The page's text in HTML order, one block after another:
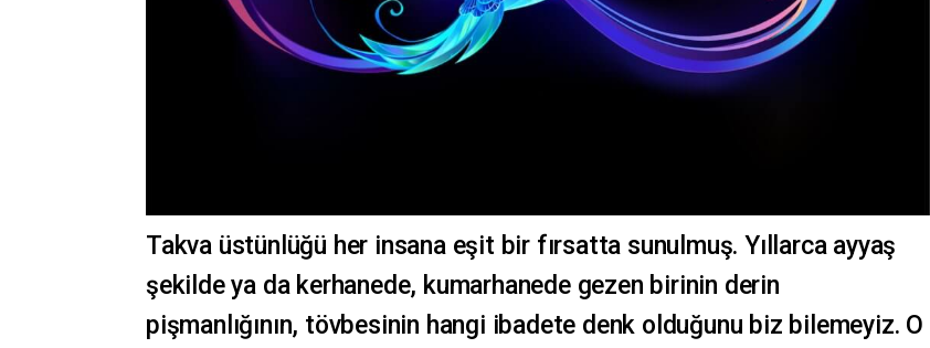
Takva üstünlüğü her insana eşit bir fırsatta sunulmuş. Yıllarca ayyaş
şekilde ya da kerhanede, kumarhanede gezen birinin derin
pişmanlığının, tövbesinin hangi ibadete denk olduğunu biz bilemeyiz. O